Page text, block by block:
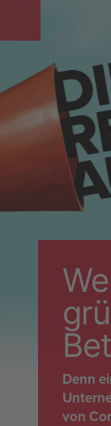
Denn
von